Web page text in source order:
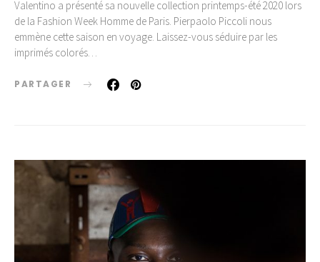
Valentino a présenté sa nouvelle collection printemps-été 2020 lors
de la Fashion Week Homme de Paris. Pierpaolo Piccoli nous
emmène cette saison en voyage. Laissez-vous séduire par les
imprimés colorés…
PARTAGER